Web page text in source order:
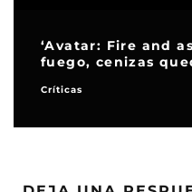
‘Avatar: Fire and
fuego, cenizas
Críticas